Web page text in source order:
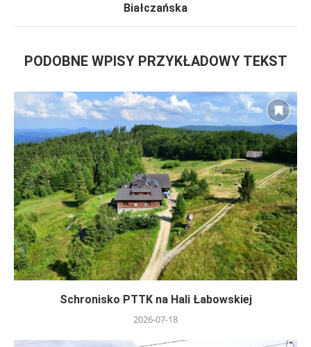
Białczańska
PODOBNE WPISY PRZYKŁADOWY TEKST
Schronisko PTTK na Hali Łabowskiej
2026-07-18